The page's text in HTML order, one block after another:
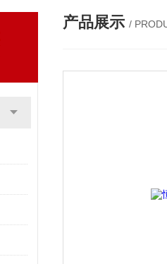
产品展示 /